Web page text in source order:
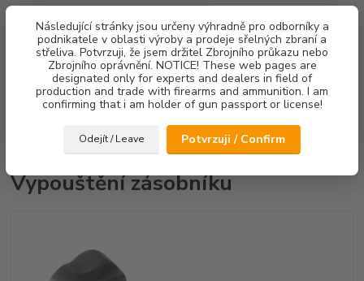
Následující stránky jsou určeny výhradně pro odborníky a
podnikatele v oblasti výroby a prodeje sřelných zbraní a
střeliva. Potvrzuji, že jsem držitel Zbrojního průkazu nebo
Zbrojního oprávnění. NOTICE! These web pages are
designated only for experts and dealers in field of
production and trade with firearms and ammunition. I am
confirming that i am holder of gun passport or license!
Odejít / Leave Potvrzuji / Confirm
Menu
Hledat
za0,00 Kč
Ostatní doplňky Vypouštění zásobníku
Vypouštění zásobníku